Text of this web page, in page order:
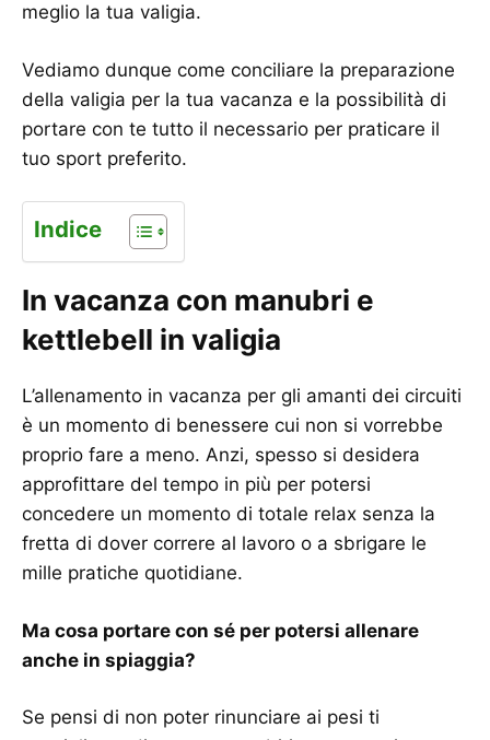
meglio la tua valigia.
Vediamo dunque come conciliare la preparazione
della valigia per la tua vacanza e la possibilità di
portare con te tutto il necessario per praticare il
tuo sport preferito.
Indice
In vacanza con manubri e
kettlebell in valigia
L’allenamento in vacanza per gli amanti dei circuiti
è un momento di benessere cui non si vorrebbe
proprio fare a meno. Anzi, spesso si desidera
approfittare del tempo in più per potersi
concedere un momento di totale relax senza la
fretta di dover correre al lavoro o a sbrigare le
mille pratiche quotidiane.
Ma cosa portare con sé per potersi allenare
anche in spiaggia?
Se pensi di non poter rinunciare ai pesi ti